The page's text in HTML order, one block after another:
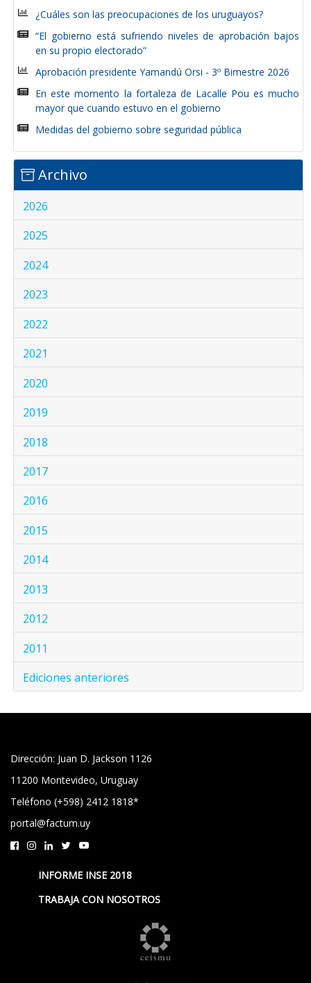
¿Cuáles son las preocupaciones de los uruguayos?
“El gobierno está sufriendo niveles de aprobación bajos
en su propio electorado”
Aprobación presidente Yamandú Orsi - 3º Bimestre 2026
En este momento la fortaleza de Lacalle Pou es mucho
mayor que cuando estuvo en el gobierno
Medidas del gobierno sobre seguridad pública
Archivo
2026
2025
2024
2023
2022
2021
2020
2019
2018
2017
2016
2015
2014
2013
2012
2011
Ediciones anteriores
Dirección: Juan D. Jackson 1126
11200 Montevideo, Uruguay
Teléfono (+598) 2412 1818*
portal@factum.uy
INFORME INSE 2018
TRABAJA CON NOSOTROS